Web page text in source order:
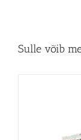
Sulle võib